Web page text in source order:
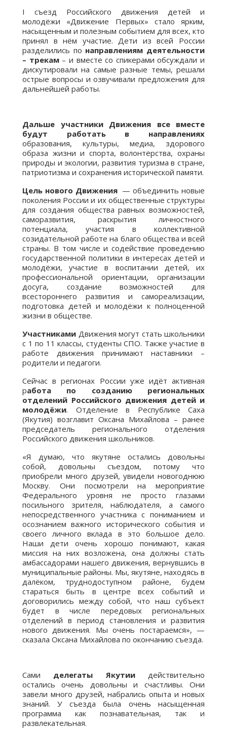
I съезд Российского движения детей и
молодёжи «Движение Первых» стало ярким,
насыщенным и полезным событием для всех, кто
принял в нём участие. Дети из всей России
разделились по направлениям деятельности
– трекам – и вместе со спикерами обсуждали и
дискутировали на самые разные темы, решали
острые вопросы и озвучивали предложения для
дальнейшей работы.
Дальше участники Движения все вместе
будут работать в направлениях
образования, культуры, медиа, здорового
образа жизни и спорта, волонтёрства, охраны
природы и экологии, развития туризма в стране,
патриотизма и сохранения исторической памяти.
Цель нового Движения— объединить новые
поколения России и их общественные структуры
для создания общества равных возможностей,
саморазвития, раскрытия личностного
потенциала, участия в коллективной
созидательной работе на благо общества и всей
страны. В том числе и содействие проведению
государственной политики в интересах детей и
молодёжи, участие в воспитании детей, их
профессиональной ориентации, организации
досуга, создание возможностей для
всестороннего развития и самореализации,
подготовка детей и молодёжи к полноценной
жизни в обществе.
Участниками Движения могут стать школьники
с 1 по 11 классы, студенты СПО. Также участие в
работе движения принимают наставники –
родители и педагоги.
Сейчас в регионах России уже идёт активная
работа по созданию региональных
отделений Российского движения детей и
молодёжи. Отделение в Республике Саха
(Якутия) возглавит Оксана Михайлова – ранее
председатель регионального отделения
Российского движения школьников.
«Я думаю, что якутяне остались довольны
собой, довольны съездом, потому что
приобрели много друзей, увидели новогоднюю
Москву. Они посмотрели на мероприятие
Федерального уровня не просто глазами
посильного зрителя, наблюдателя, а самого
непосредственного участника с пониманием и
осознанием важного исторического события и
своего личного вклада в это большое дело.
Наши дети очень хорошо понимают, какая
миссия на них возложена, она должны стать
амбассадорами нашего движения, вернувшись в
муниципальные районы. Мы, якутяне, находясь в
далёком, труднодоступном районе, будем
стараться быть в центре всех событий и
договорились между собой, что наш субъект
будет в числе передовых региональных
отделений в период становления и развития
нового движения. Мы очень постараемся», —
сказала Оксана Михайлова по окончанию съезда.
Сами делегаты Якутиидействительно
остались очень довольны и счастливы. Они
завели много друзей, набрались опыта и новых
знаний. У съезда была очень насыщенная
программа как познавательная, так и
развлекательная.